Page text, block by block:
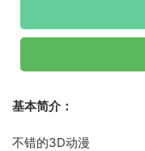
基本简介：
不错的3D动漫